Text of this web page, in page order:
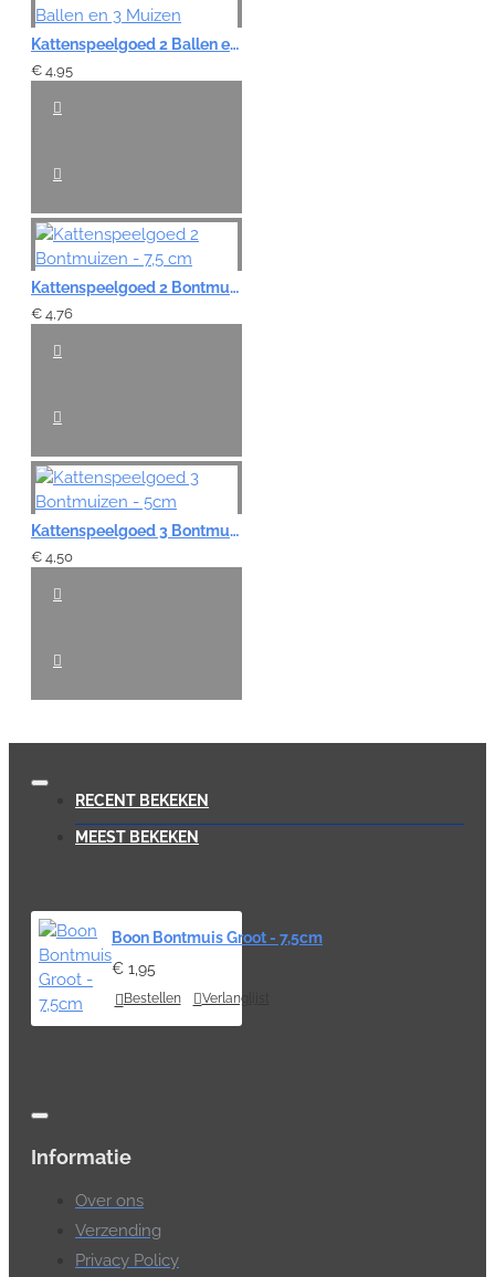
Kattenspeelgoed 2 Ballen en 3 Muizen
€ 4,95
Kattenspeelgoed 2 Bontmuizen - 7,5 cm
€ 4,76
Kattenspeelgoed 3 Bontmuizen - 5cm
€ 4,50
RECENT BEKEKEN
MEEST BEKEKEN
Boon Bontmuis Groot - 7,5cm
€ 1,95
Bestellen Verlanglijst
Informatie
Over ons
Verzending
Privacy Policy